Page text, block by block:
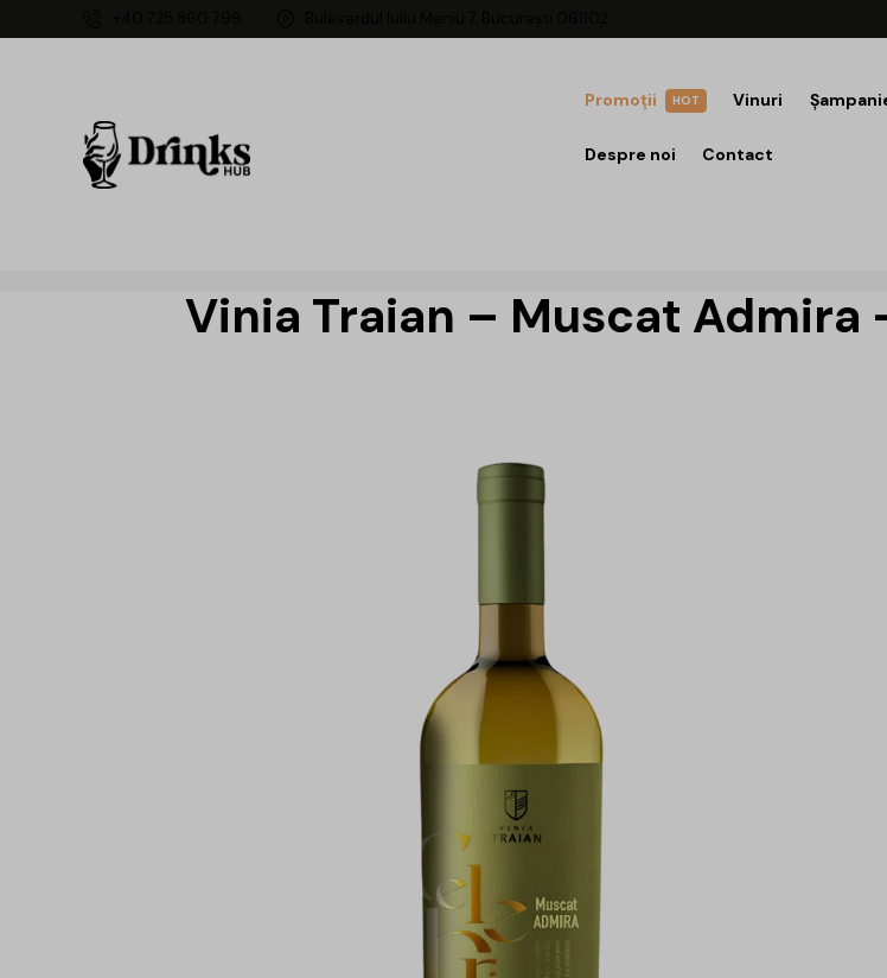
HOT
Promoții Vinuri
Despre noi Contact
Vinia Traian – Muscat Admira